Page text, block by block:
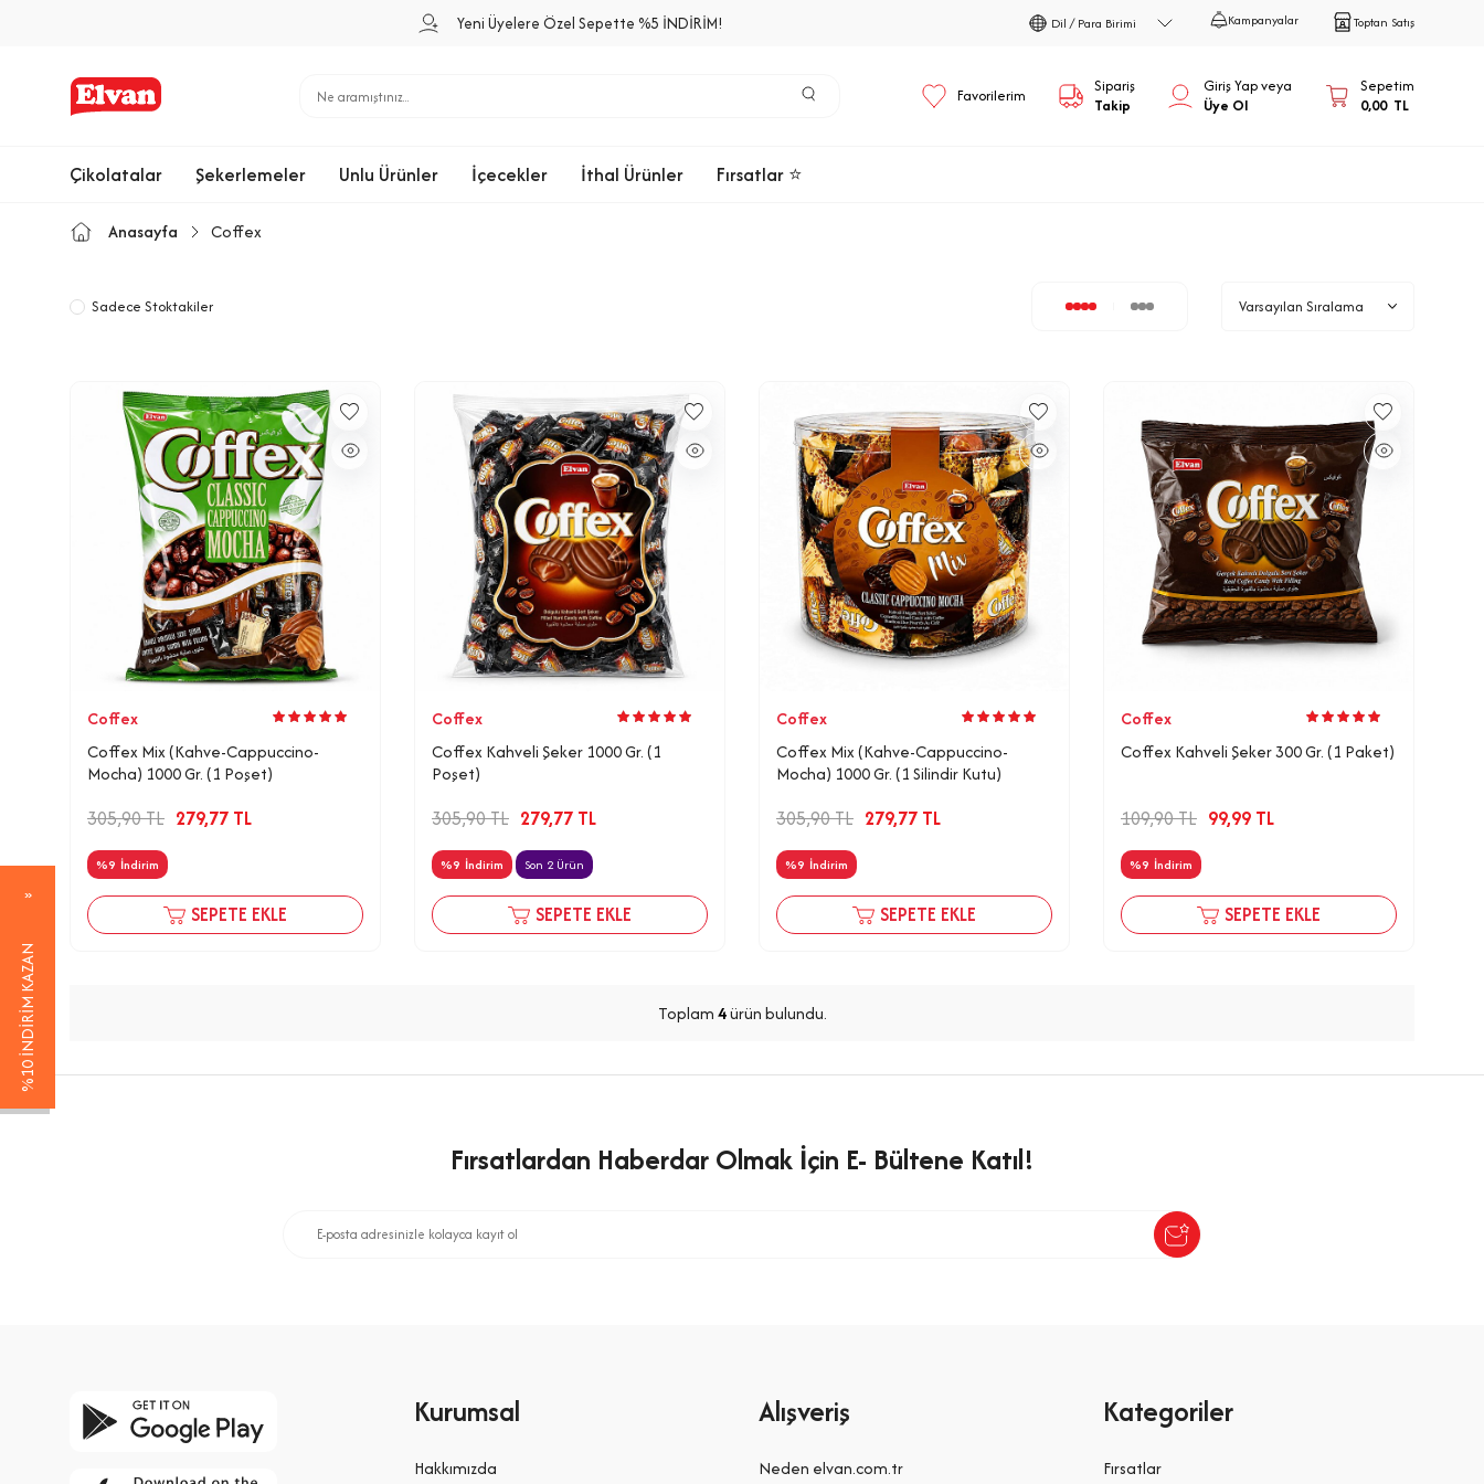
%10 İNDİRİM KAZAN
Yeni Üyelere Özel Sepette %5 İNDİRİM! Mobil Uygulamaya
Dil / Para Birimi Kampanyalar Toptan Satış
Favorilerim
Sipariş
Takip
Giriş Yap veya
Üye Ol
Sepetim
0,00TL
Çikolatalar Şekerlemeler Unlu Ürünler İçecekler İthal Ürünler Fırsatlar ⭐
Anasayfa Coffex
Sadece Stoktakiler
Coffex
Coffex Mix (Kahve-Cappuccino-
Mocha) 1000 Gr. (1 Poşet)
305,90TL 279,77 TL
%9 İndirim
SEPETE EKLE
Coffex
Coffex Kahveli Şeker 1000 Gr. (1
Poşet)
305,90TL 279,77 TL
%9 İndirim Son 2 Ürün
SEPETE EKLE
Coffex
Coffex Mix (Kahve-Cappuccino-
Mocha) 1000 Gr. (1 Silindir Kutu)
305,90TL 279,77 TL
%9 İndirim
SEPETE EKLE
Coffex
Coffex Kahveli Şeker 300 Gr. (1 Paket)
109,90TL 99,99 TL
%9 İndirim
SEPETE EKLE
Toplam4ürün bulundu.
Fırsatlardan Haberdar Olmak İçin E- Bültene Katıl!
Kurumsal
Hakkımızda
Alışveriş
Neden elvan.com.tr
Kategoriler
Fırsatlar